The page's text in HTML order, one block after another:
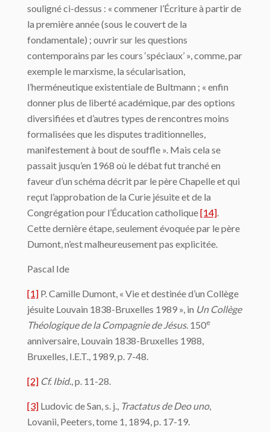
souligné ci-dessus : « commener l’Écriture à partir de
la première année (sous le couvert de la
fondamentale) ; ouvrir sur les questions
contemporains par les cours ‘spéciaux’ », comme, par
exemple le marxisme, la sécularisation,
l’herméneutique existentiale de Bultmann ; « enfin
donner plus de liberté académique, par des options
diversifiées et d’autres types de rencontres moins
formalisées que les disputes traditionnelles,
manifestement à bout de souffle ». Mais cela se
passait jusqu’en 1968 où le débat fut tranché en
faveur d’un schéma décrit par le père Chapelle et qui
reçut l’approbation de la Curie jésuite et de la
Congrégation pour l’Éducation catholique[14]
Cette dernière étape, seulement évoquée par le père
Dumont, n’est malheureusement pas explicitée.
Pascal Ide
[1] P. Camille Dumont, « Vie et destinée d’un Collège
jésuite Louvain 1838-Bruxelles 1989 », in Un Collège
Théologique de la Compagnie de Jésus. 150e
anniversaire, Louvain 1838-Bruxelles 1988,
Bruxelles, I.E.T., 1989, p. 7-48.
[2] Cf. Ibid., p. 11-28.
[3] Ludovic de San, s. j., Tractatus de Deo uno,
Lovanii, Peeters, tome 1, 1894, p. 17-19.